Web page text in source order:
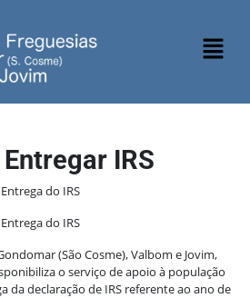
IRS
do IRS
do IRS
(São Cosme), Valbom e Jovim,
o serviço de apoio à população
da declaração de IRS referente ao ano de